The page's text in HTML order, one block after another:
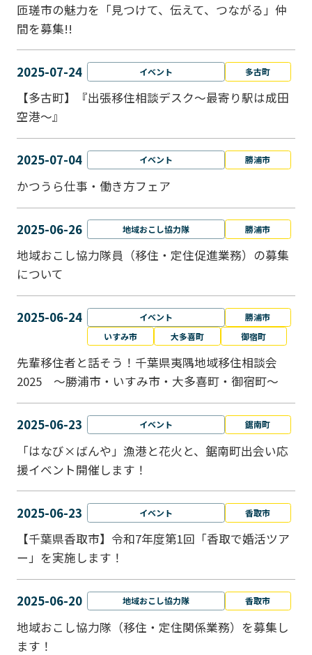
匝瑳市の魅力を「見つけて、伝えて、つながる」仲
間を募集!!
2025-07-24 イベント 多古町
【多古町】『出張移住相談デスク～最寄り駅は成田
空港～』
2025-07-04 イベント 勝浦市
かつうら仕事・働き方フェア
2025-06-26 地域おこし協力隊 勝浦市
地域おこし協力隊員（移住・定住促進業務）の募集
について
2025-06-24 イベント
勝浦市
いすみ市
大多喜町 御宿町
先輩移住者と話そう！千葉県夷隅地域移住相談会
2025 ～勝浦市・いすみ市・大多喜町・御宿町～
2025-06-23 イベント 鋸南町
「はなび×ばんや」漁港と花火と、鋸南町出会い応
援イベント開催します！
2025-06-23 イベント 香取市
【千葉県香取市】令和7年度第1回「香取で婚活ツア
ー」を実施します！
2025-06-20 地域おこし協力隊 香取市
地域おこし協力隊（移住・定住関係業務）を募集し
ます！